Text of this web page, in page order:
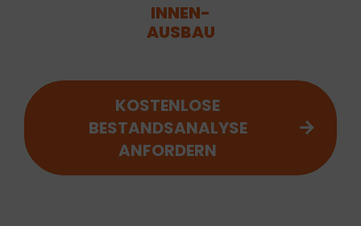
INNEN-
AUSBAU
KOSTENLOSE
BESTANDSANALYSE
ANFORDERN